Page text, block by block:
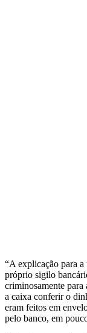
“A explicação para
próprio sigilo
criminosamente para
a caixa conferir o
eram feitos em
pelo banco, em